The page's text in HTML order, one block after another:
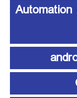
آموزش اتوماسیون صنعتی Automation